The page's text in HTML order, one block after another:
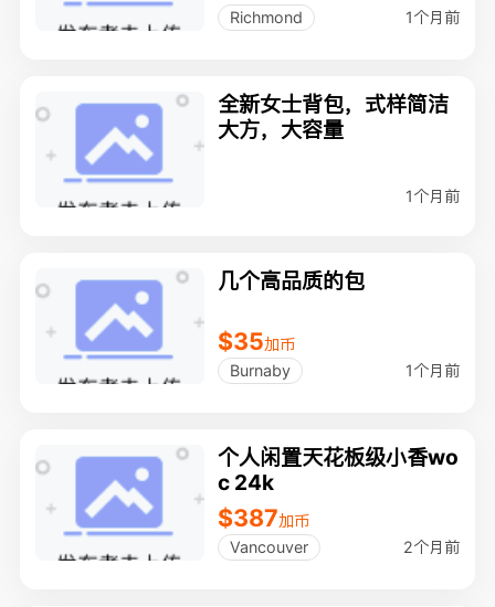
Richmond 1个月前
全新女士背包，式样简洁
大方，大容量
1个月前
几个高品质的包
$35加币
Burnaby
1个月前
个人闲置天花板级小香wo
c 24k
$387加币
Vancouver
2个月前